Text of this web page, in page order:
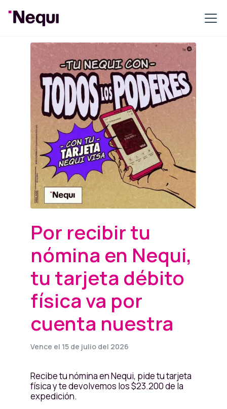
Por recibir tu
nómina en Nequi,
tu tarjeta débito
física va por
cuenta nuestra
Vence el 15 de julio del 2026
Recibe tu nómina en Nequi, pide tu tarjeta
física y te devolvemos los $23.200 de la
expedición.